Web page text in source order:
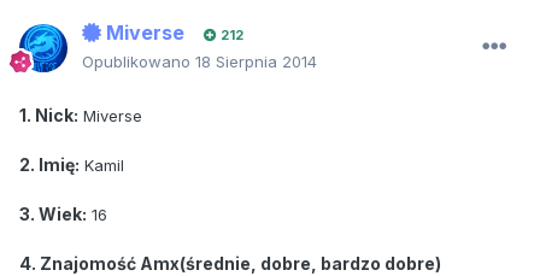
Miverse 212
Opublikowano 18 Sierpnia 2014
1. Nick: Miverse
2. Imię: Kamil
3. Wiek: 16
4. Znajomość Amx(średnie, dobre, bardzo dobre)